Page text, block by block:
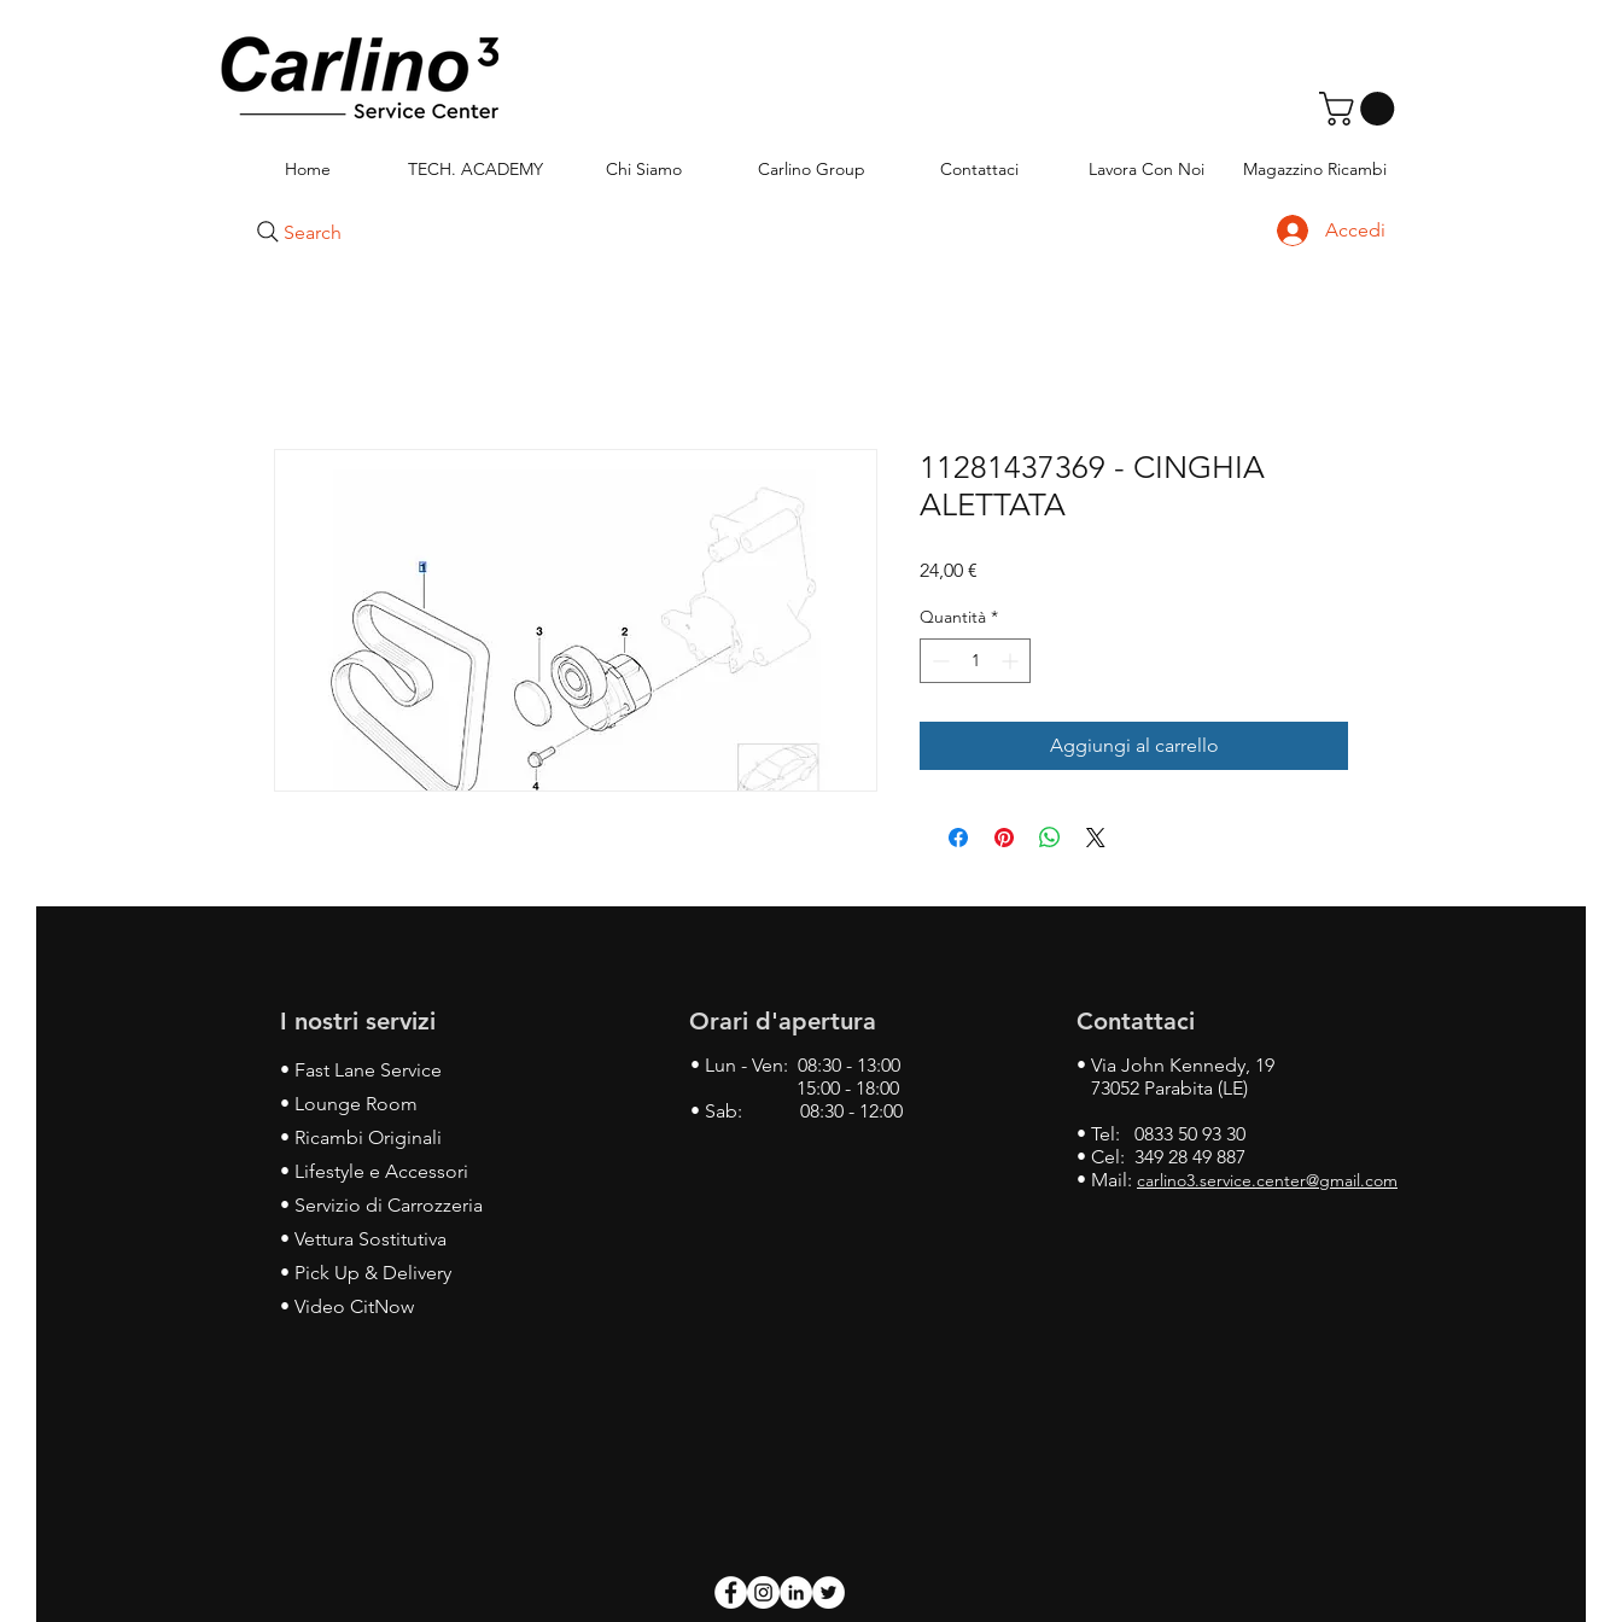
Home TECH. ACADEMY Chi Siamo Carlino Group Contattaci Lavora Con Noi Magazzino Ricambi
Search Accedi
11281437369 - CINGHIA
ALETTATA
24,00 €
Quantità *
Aggiungi al carrello
I nostri servizi
• Fast Lane Service
• Lounge Room
• Ricambi Originali
• Lifestyle e Accessori
• Servizio di Carrozzeria
• Vettura Sostitutiva
• Pick Up & Delivery
• Video CitNow
Orari d'apertura
• Lun - Ven: 08:30 - 13:00
15:00 - 18:00
• Sab: 08:30 - 12:00
Contattaci
• Via John Kennedy, 19
73052 Parabita (LE)
• Tel: 0833 50 93 30
• Cel: 349 28 49 887
• Mail: carlino3.service.center@gmail.com